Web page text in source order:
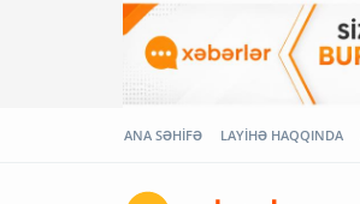
ANA SƏHİFƏ LAYİHƏ HAQQINDA